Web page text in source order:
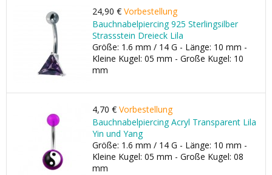
24,90 € Vorbestellung
Bauchnabelpiercing 925 Sterlingsilber
Strassstein Dreieck Lila
Größe: 1.6 mm / 14 G - Länge: 10 mm -
Kleine Kugel: 05 mm - Große Kugel: 10
mm
4,70 € Vorbestellung
Bauchnabelpiercing Acryl Transparent Lila
Yin und Yang
Größe: 1.6 mm / 14 G - Länge: 10 mm -
Kleine Kugel: 05 mm - Große Kugel: 08
mm